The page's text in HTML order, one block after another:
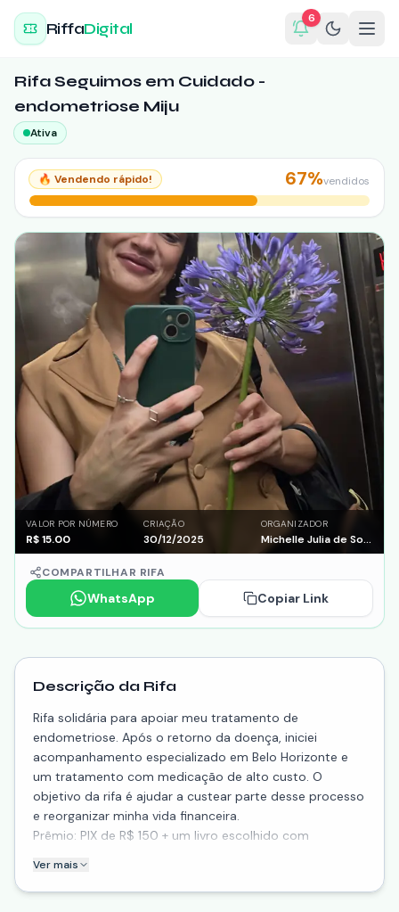
RiffaDigital
6
Rifa Seguimos em Cuidado -
endometriose Miju
Ativa
🔥 Vendendo rápido! 67%vendidos
VALOR POR NÚMERO
R$15.00
CRIAÇÃO
30/12/2025
ORGANIZADOR
Michelle Julia de Sousa
COMPARTILHAR RIFA
WhatsApp Copiar Link
Descrição da Rifa
Rifa solidária para apoiar meu tratamento de
endometriose. Após o retorno da doença, iniciei
acompanhamento especializado em Belo Horizonte e
um tratamento com medicação de alto custo. O
objetivo da rifa é ajudar a custear parte desse processo
e reorganizar minha vida financeira.
Prêmio: PIX de R$ 150 + um livro escolhido com
Ver mais